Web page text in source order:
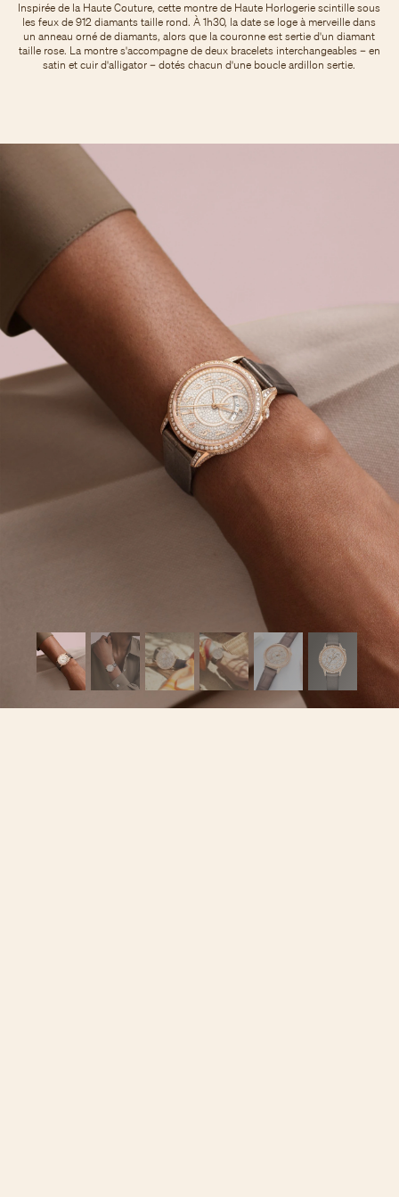
Inspirée de la Haute Couture, cette montre de Haute Horlogerie scintille sous
les feux de 912 diamants taille rond. À 1h30, la date se loge à merveille dans
un anneau orné de diamants, alors que la couronne est sertie d'un diamant
taille rose. La montre s'accompagne de deux bracelets interchangeables – en
satin et cuir d'alligator – dotés chacun d'une boucle ardillon sertie.